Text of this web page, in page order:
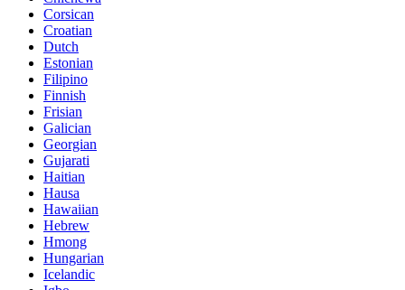
Corsican
Croatian
Dutch
Estonian
Filipino
Finnish
Frisian
Galician
Georgian
Gujarati
Haitian
Hausa
Hawaiian
Hebrew
Hmong
Hungarian
Icelandic